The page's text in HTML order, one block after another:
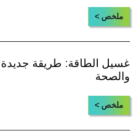
ملخص >
غسيل الطاقة: طريقة جديدة
والصحة
ملخص >